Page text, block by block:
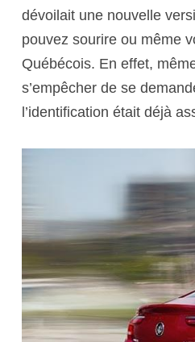
dévoilait une nouvelle
pouvez sourire ou même
Québécois. En effet,
s’empêcher de se
l’identification était déjà